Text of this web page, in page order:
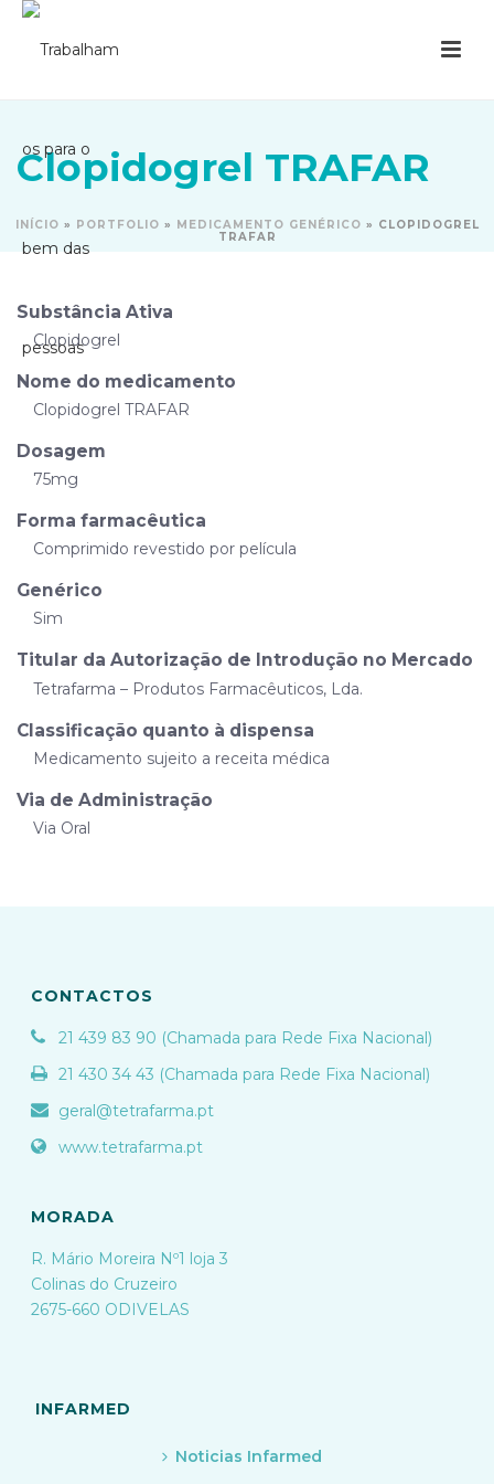
Clopidogrel TRAFAR
INÍCIO » PORTFOLIO » MEDICAMENTO GENÉRICO » CLOPIDOGREL
TRAFAR
Substância Ativa
Clopidogrel
Nome do medicamento
Clopidogrel TRAFAR
Dosagem
75mg
Forma farmacêutica
Comprimido revestido por película
Genérico
Sim
Titular da Autorização de Introdução no Mercado
Tetrafarma – Produtos Farmacêuticos, Lda.
Classificação quanto à dispensa
Medicamento sujeito a receita médica
Via de Administração
Via Oral
CONTACTOS
21 439 83 90 (Chamada para Rede Fixa Nacional)
21 430 34 43 (Chamada para Rede Fixa Nacional)
geral@tetrafarma.pt
www.tetrafarma.pt
MORADA
R. Mário Moreira Nº1 loja 3
Colinas do Cruzeiro
2675-660 ODIVELAS
INFARMED
Noticias Infarmed